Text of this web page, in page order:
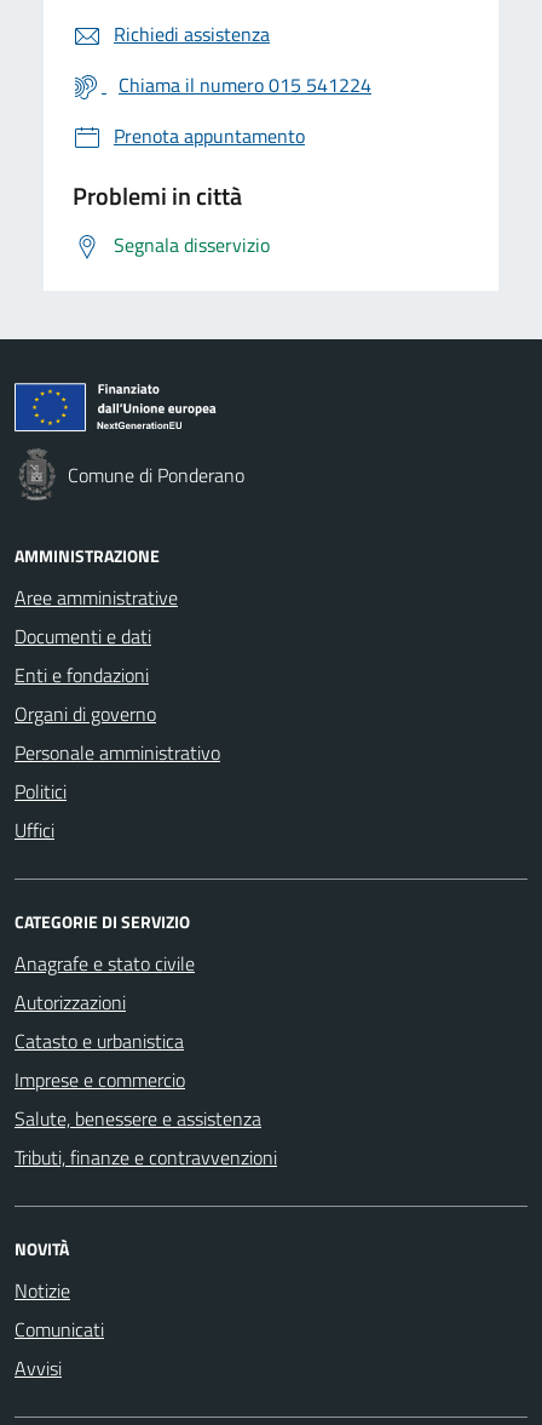
Richiedi assistenza
Chiama il numero 015 541224
Prenota appuntamento
Problemi in città
Segnala disservizio
Comune di Ponderano
AMMINISTRAZIONE
Aree amministrative
Documenti e dati
Enti e fondazioni
Organi di governo
Personale amministrativo
Politici
Uffici
CATEGORIE DI SERVIZIO
Anagrafe e stato civile
Autorizzazioni
Catasto e urbanistica
Imprese e commercio
Salute, benessere e assistenza
Tributi, finanze e contravvenzioni
NOVITÀ
Notizie
Comunicati
Avvisi